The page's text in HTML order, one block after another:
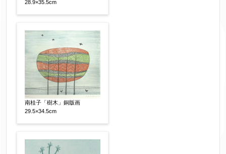
28.9×35.5cm
南桂子「樹木」銅版画
29.5×34.5cm